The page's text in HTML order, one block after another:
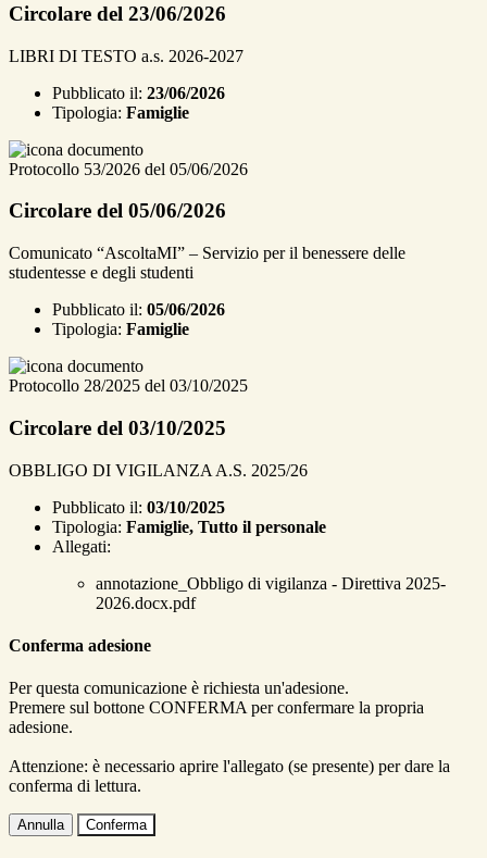
Circolare del 23/06/2026
LIBRI DI TESTO a.s. 2026-2027
Pubblicato il: 23/06/2026
Tipologia: Famiglie
Protocollo 53/2026 del 05/06/2026
Circolare del 05/06/2026
Comunicato “AscoltaMI” – Servizio per il benessere delle
studentesse e degli studenti
Pubblicato il: 05/06/2026
Tipologia: Famiglie
Protocollo 28/2025 del 03/10/2025
Circolare del 03/10/2025
OBBLIGO DI VIGILANZA A.S. 2025/26
Pubblicato il: 03/10/2025
Tipologia: Famiglie, Tutto il personale
Allegati:
annotazione_Obbligo di vigilanza - Direttiva 2025-
2026.docx.pdf
Conferma adesione
Per questa comunicazione è richiesta un'adesione.
Premere sul bottone CONFERMA per confermare la propria
adesione.
Attenzione: è necessario aprire l'allegato (se presente) per dare la
conferma di lettura.
Annulla Conferma